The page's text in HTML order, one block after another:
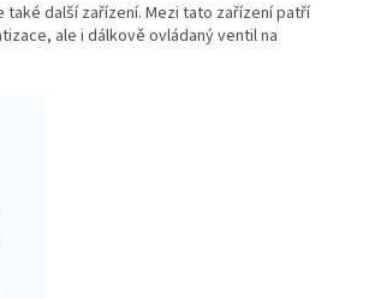
také další zařízení. Mezi tato zařízení patří
ale i dálkově ovládaný ventil na